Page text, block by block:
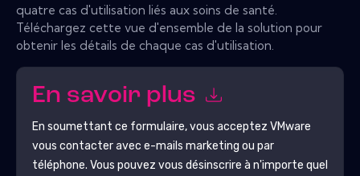
quatre cas d'utilisation liés aux soins de santé.
Téléchargez cette vue d'ensemble de la solution pour
obtenir les détails de chaque cas d'utilisation.
En savoir plus
En soumettant ce formulaire, vous acceptez VMware
vous contacter avec e-mails marketing ou par
téléphone. Vous pouvez vous désinscrire à n'importe quel